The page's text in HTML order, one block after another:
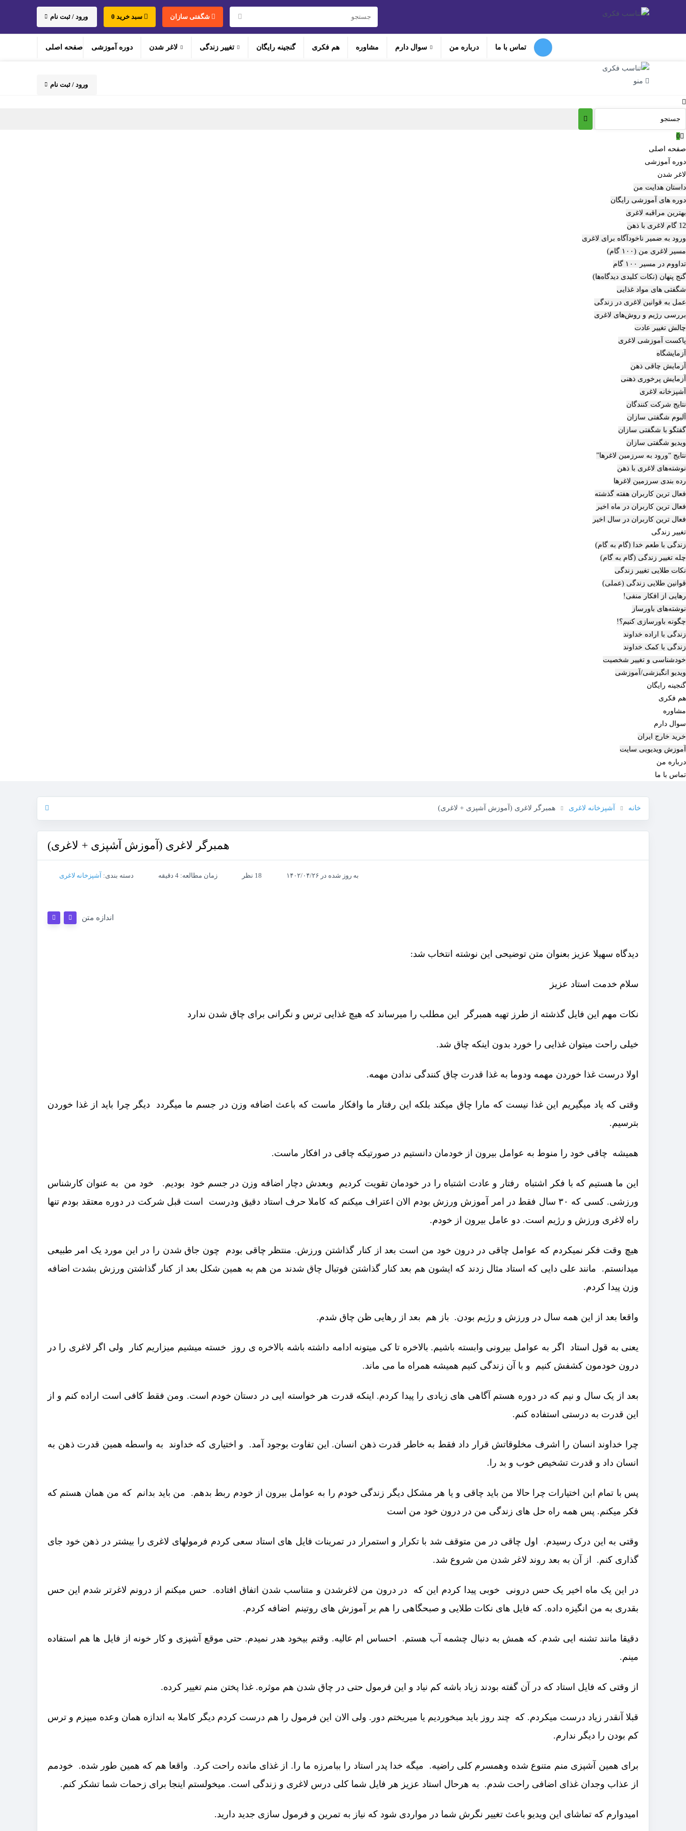
ورود / ثبت نام سبد خرید 0 شگفتی سازان
صفحه اصلی دوره‌ آموزشی لاغر شدن تغییر زندگی گنجینه رایگان هم‌ فکری مشاوره سوال دارم درباره من تماس با ما
منو ورود / ثبت نام
0
صفحه اصلی
دوره‌ آموزشی
لاغر شدن
داستان هدایت من
دوره های آموزشی رایگان
بهترین مراقبه لاغری
12 گام لاغری با ذهن
ورود به ضمیر ناخودآگاه برای لاغری
مسیر لاغری من (۱۰۰ گام)
تداووم در مسیر ۱۰۰ گام
گنج پنهان (نکات کلیدی دیدگاه‌ها)
شگفتی های مواد غذایی
عمل به قوانین لاغری در زندگی
بررسی رژیم‌ و روش‌های لاغری
چالش تغییر عادت
پاکست آموزشی لاغری
آزمایشگاه
آزمایش چاقی ذهن
آزمایش پرخوری ذهنی
آشپزخانه لاغری
نتایج شرکت کنندگان
آلبوم شگفتی سازان
گفتگو با شگفتی سازان
ویدیو شگفتی سازان
نتایج “ورود به سرزمین لاغرها”
نوشته‌های لاغری با ذهن
رده بندی سرزمین لاغرها
فعال ترین کاربران هفته گذشته
فعال ترین کاربران در ماه اخیر
فعال ترین کاربران در سال اخیر
تغییر زندگی
زندگی با طعم خدا (گام به گام)
چله تغییر زندگی (گام به گام)
نکات طلایی تغییر زندگی
قوانین طلایی زندگی (عملی)
رهایی از افکار منفی!
نوشته‌های باورساز
چگونه باورسازی کنیم؟!
زندگی با اراده خداوند
زندگی با کمک خداوند
خودشناسی و تغییر شخصیت
ویدیو انگیزشی/آموزشی
گنجینه رایگان
هم‌ فکری
مشاوره
سوال دارم
خرید خارج ایران
آموزش ویدیویی سایت
درباره من
تماس با ما
خانه آشپزخانه لاغری همبرگر لاغری (آموزش آشپزی + لاغری)
همبرگر لاغری (آموزش آشپزی + لاغری)
دسته بندی: آشپزخانه لاغری زمان مطالعه: 4 دقیقه 18 نظر به روز شده در ۱۴۰۲/۰۴/۲۶
اندازه متن
دیدگاه سهیلا عزیز بعنوان متن توضیحی این نوشته انتخاب شد:
سلام خدمت استاد عزیز
نکات مهم این فایل گذشته از طرز تهیه همبرگر این مطلب را میرساند که هیچ غذایی ترس و نگرانی برای چاق شدن ندارد
خیلی راحت میتوان غذایی را خورد بدون اینکه چاق شد.
اولا درست غذا خوردن مهمه ودوما به غذا قدرت چاق کنندگی ندادن مهمه.
وقتی که یاد میگیریم این غذا نیست که مارا چاق میکند بلکه این رفتار ما وافکار ماست که باعث اضافه وزن در جسم ما میگردد دیگر چرا باید از غذا خوردن
بترسیم.
همیشه چاقی خود را منوط به عوامل بیرون از خودمان دانستیم در صورتیکه چاقی در افکار ماست.
این ما هستیم که با فکر اشتباه رفتار و عادت اشتباه را در خودمان تقویت کردیم وبعدش دچار اضافه وزن در جسم خود بودیم. خود من به عنوان کارشناس
ورزشی. کسی که ۳۰ سال فقط در امر آموزش ورزش بودم الان اعتراف میکنم که کاملا حرف استاد دقیق ودرست است قبل شرکت در دوره معتقد بودم تنها
راه لاغری ورزش و رژیم است. دو عامل بیرون از خودم.
هیچ وقت فکر نمیکردم که عوامل چاقی در درون خود من است بعد از کنار گذاشتن ورزش. منتظر چاقی بودم چون جاق شدن را در این مورد یک امر طبیعی
میدانستم. مانند علی دایی که استاد مثال زدند که ایشون هم بعد کنار گذاشتن فوتبال چاق شدند من هم به همین شکل بعد از کنار گذاشتن ورزش بشدت اضافه
وزن پیدا کردم.
واقعا بعد از این همه سال در ورزش و رژیم بودن. باز هم بعد از رهایی ظن چاق شدم.
یعنی به قول استاد اگر به عوامل بیرونی وابسته باشیم. بالاخره تا کی میتونه ادامه داشته باشه بالاخره ی روز خسته میشیم میزاریم کنار ولی اگر لاغری را در
درون خودمون کشفش کنیم و با آن زندگی کنیم همیشه همراه ما می ماند.
بعد از یک سال و نیم که در دوره هستم آگاهی های زیادی را پیدا کردم. اینکه قدرت هر خواسته ایی در دستان خودم است. ومن فقط کافی است اراده کنم و از
این قدرت به درستی استفاده کنم.
چرا خداوند انسان را اشرف مخلوقاتش قرار داد فقط به خاطر قدرت ذهن انسان. این تفاوت بوجود آمد. و اختیاری که خداوند به واسطه همین قدرت ذهن به
انسان داد و قدرت تشخیص خوب و بد را.
پس با تمام ابن اختیارات چرا حالا من باید چاقی و یا هر مشکل دیگر زندگی خودم را به عوامل بیرون از خودم ربط بدهم. من باید بدانم که من همان هستم که
فکر میکنم. پس همه راه حل های زندگی من در درون خود من است
وقتی به این درک رسیدم. اول چاقی در من متوقف شد با تکرار و استمرار در تمرینات فایل های استاد سعی کردم فرمولهای لاغری را بیشتر در ذهن خود جای
گذاری کنم. از آن به بعد روند لاغر شدن من شروع شد.
در این یک ماه اخیر یک حس درونی خوبی پیدا کردم این که در درون من لاغرشدن و متناسب شدن اتفاق افتاده. حس میکنم از درونم لاغرتر شدم این حس
بقدری به من انگیزه داده. که فایل های نکات طلایی و صبحگاهی را هم بر آموزش های روتینم اضافه کردم.
دقیقا مانند تشنه ایی شدم. که همش به دنبال چشمه آب هستم. احساس ام عالیه. وقتم بیخود هدر نمیدم. حتی موقع آشپزی و کار خونه از فایل ها هم استفاده
مینم.
از وقتی که فایل استاد که در آن گفته بودند زیاد باشه کم نیاد و این فرمول حتی در چاق شدن هم موثره. غذا پختن منم تغییر کرده.
قبلا آنقدر زیاد درست میکردم. که چند روز باید مبخوردیم یا میریختم دور. ولی الان این فرمول را هم درست کردم دیگر کاملا به اندازه همان وعده میپزم و ترس
کم بودن را دیگر ندارم.
برای همین آشپزی منم متنوع شده وهمسرم کلی راضیه. میگه خدا پدر استاد را ببامرزه ما را. از غذای مانده راحت کرد. واقعا هم که همین طور شده. خودمم
از عذاب وجدان غذای اضافی راحت شدم. به هرحال استاد عزیز هر فایل شما کلی درس لاغری و زندگی است. میخولستم اینجا برای زحمات شما تشکر کنم.
امیدوارم که تماشای این ویدیو باعث تغییر نگرش شما در مواردی شود که نیاز به تمرین و فرمول سازی جدید دارید.